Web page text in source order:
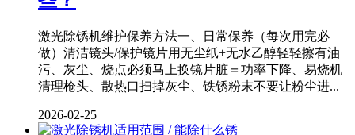
激光除锈机维护保养方法一、日常保养（每次用完必
做）清洁镜头/保护镜片用无尘纸+无水乙醇轻轻擦有油
污、灰尘、烧点必须马上换镜片脏＝功率下降、易烧机
清理枪头、散热口扫掉灰尘、铁锈粉末不要让粉尘进...
2026-02-25